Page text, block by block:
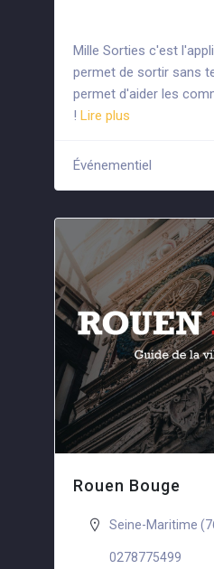
Mille Sorties c'est
permet de sortir sans
permet d'aider les
! Lire plus
Événementiel
Rouen Bouge
Seine-Maritime
0278775499